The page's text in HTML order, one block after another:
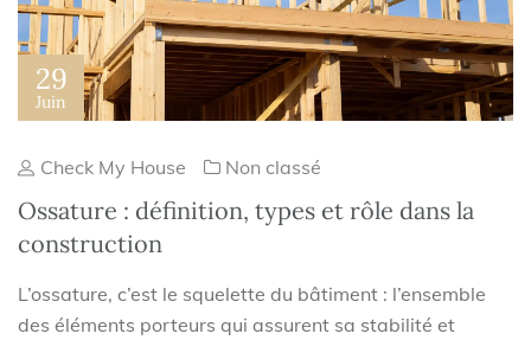
29
Juin
Check My House Non classé
Ossature : définition, types et rôle dans la
construction
L’ossature, c’est le squelette du bâtiment : l’ensemble
des éléments porteurs qui assurent sa stabilité et